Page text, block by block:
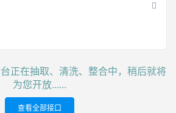
正在抽取、清洗、整合中，稍后就将
为您开放......
查看全部接口